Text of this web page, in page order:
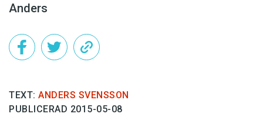
Anders
TEXT: ANDERS SVENSSON
PUBLICERAD 2015-05-08